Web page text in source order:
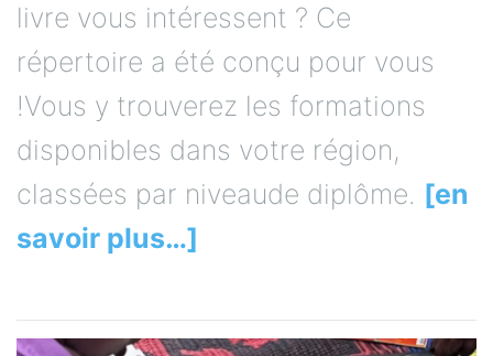
livre vous intéressent ? Ce
répertoire a été conçu pour vous
!Vous y trouverez les formations
disponibles dans votre région,
classées par niveaude diplôme. [en
savoir plus…]